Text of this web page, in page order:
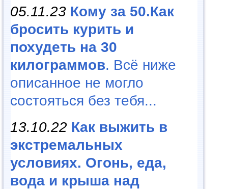
05.11.23 Кому за 50.Как
бросить курить и
похудеть на 30
килограммов. Всё ниже
описанное не могло
состояться без тебя...
13.10.22 Как выжить в
экстремальных
условиях. Огонь, еда,
вода и крыша над